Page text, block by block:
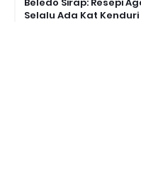
Selalu Ada Kat Kenduri